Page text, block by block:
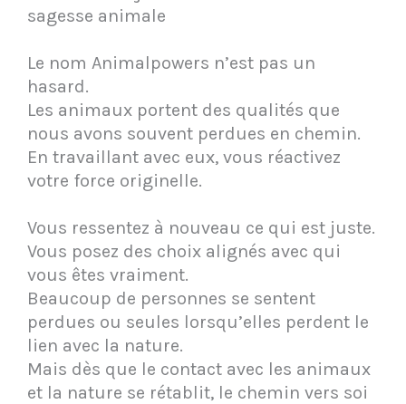
sagesse animale
Le nom Animalpowers n’est pas un
hasard.
Les animaux portent des qualités que
nous avons souvent perdues en chemin.
En travaillant avec eux, vous réactivez
votre force originelle.
Vous ressentez à nouveau ce qui est juste.
Vous posez des choix alignés avec qui
vous êtes vraiment.
Beaucoup de personnes se sentent
perdues ou seules lorsqu’elles perdent le
lien avec la nature.
Mais dès que le contact avec les animaux
et la nature se rétablit, le chemin vers soi